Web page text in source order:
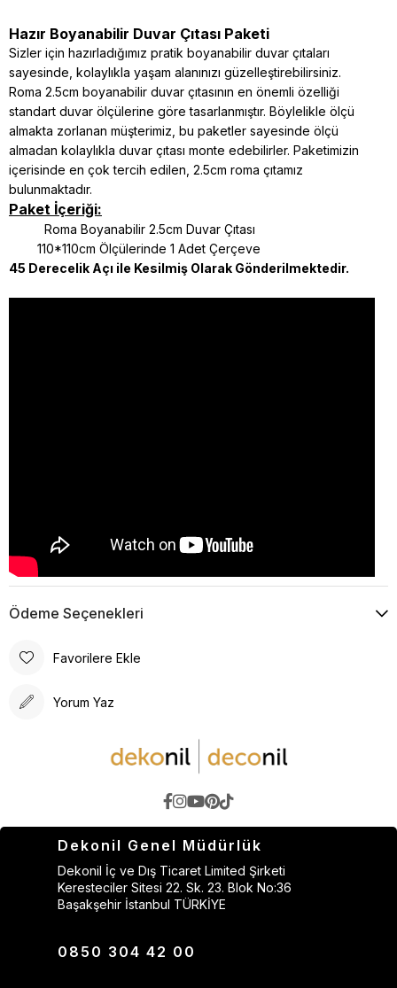
Hazır Boyanabilir Duvar Çıtası Paketi
Sizler için hazırladığımız pratik boyanabilir duvar çıtaları
sayesinde, kolaylıkla yaşam alanınızı güzelleştirebilirsiniz.
Roma 2.5cm boyanabilir duvar çıtasının en önemli özelliği
standart duvar ölçülerine göre tasarlanmıştır. Böylelikle ölçü
almakta zorlanan müşterimiz, bu paketler sayesinde ölçü
almadan kolaylıkla duvar çıtası monte edebilirler. Paketimizin
içerisinde en çok tercih edilen, 2.5cm roma çıtamız
bulunmaktadır.
Paket İçeriği:
Roma Boyanabilir 2.5cm Duvar Çıtası
110*110cm Ölçülerinde 1 Adet Çerçeve
45 Derecelik Açı ile Kesilmiş Olarak Gönderilmektedir.
Ödeme Seçenekleri
Favorilere Ekle
Yorum Yaz
Dekonil Genel Müdürlük
Dekonil İç ve Dış Ticaret Limited Şirketi
Keresteciler Sitesi 22. Sk. 23. Blok No:36
Başakşehir İstanbul TÜRKİYE
0850 304 42 00